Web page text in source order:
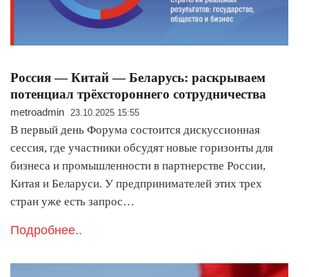
Россия — Китай — Беларусь: раскрываем
потенциал трёхстороннего сотрудничества
metroadmin 23.10.2025 15:55
В первый день Форума состоится дискуссионная
сессия, где участники обсудят новые горизонты для
бизнеса и промышленности в партнерстве России,
Китая и Беларуси. У предпринимателей этих трех
стран уже есть запрос…
Подробнее..